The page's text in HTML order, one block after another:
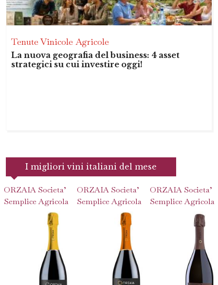
Tenute Vinicole Agricole
La nuova geografia del business: 4 asset
strategici su cui investire oggi!
I migliori vini italiani del mese
ORZAIA Societa’
Semplice Agricola
ORZAIA Societa’
Semplice Agricola
ORZAIA Societa’
Semplice Agricola